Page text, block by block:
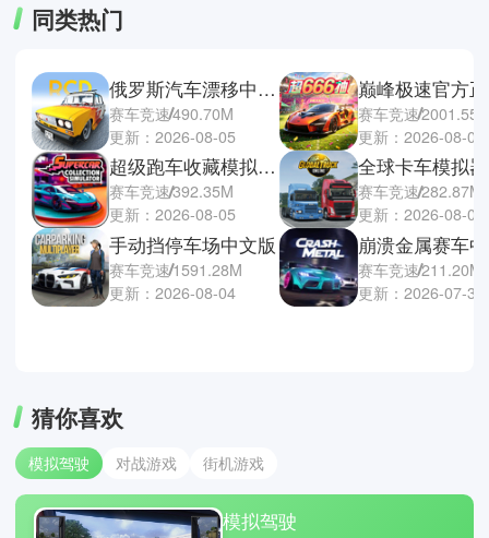
同类热门
俄罗斯汽车漂移中文版
赛车竞速490.70M
更新：2026-08-05
超级跑车收藏模拟器手机版
赛车竞速392.35M
更新：2026-08-05
手动挡停车场中文版
赛车竞速1591.28M
更新：2026-08-04
巅峰极速官方
赛车竞速
更新：2026-08-04
赛车竞速282.87M
更新：2026-08-03
崩溃金属赛车
赛车竞速211.20M
更新：2026-07-30
猜你喜欢
模拟驾驶 对战游戏 街机游戏
模拟驾驶